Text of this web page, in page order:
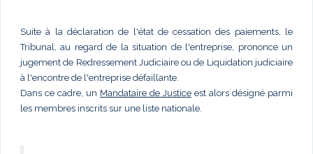
Suite à la déclaration de l'état de cessation des paiements, le
Tribunal, au regard de la situation de l'entreprise, prononce un
jugement de Redressement Judiciaire ou de Liquidation judiciaire
à l'encontre de l'entreprise défaillante.
Dans ce cadre, un Mandataire de Justice est alors désigné parmi
les membres inscrits sur une liste nationale.